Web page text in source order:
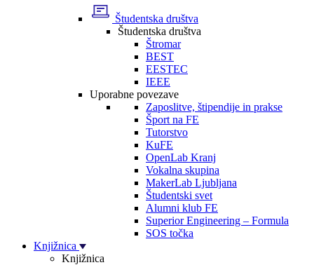
Študentska društva
Študentska društva
Štromar
BEST
EESTEC
IEEE
Uporabne povezave
Zaposlitve, štipendije in prakse
Šport na FE
Tutorstvo
KuFE
OpenLab Kranj
Vokalna skupina
MakerLab Ljubljana
Študentski svet
Alumni klub FE
Superior Engineering – Formula
SOS točka
Knjižnica
Knjižnica